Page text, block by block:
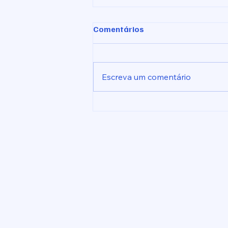
Indicação nº 1026/2026
Comentários
Escreva um comentário